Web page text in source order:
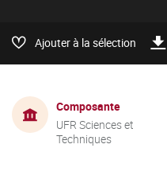
Ajouter à la sélection
Composante
UFR Sciences et
Techniques